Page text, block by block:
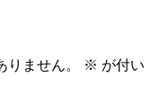
ません。 ※ が付い